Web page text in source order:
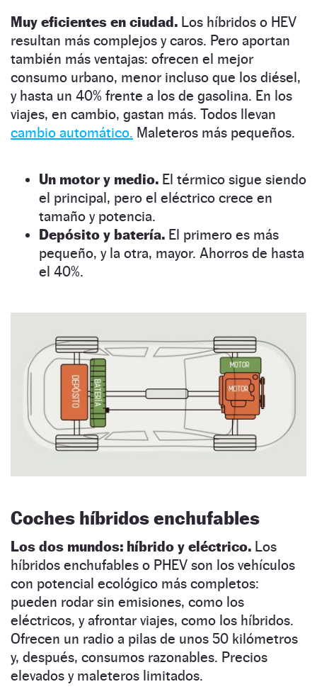
Muy eficientes en ciudad. Los híbridos o HEV
resultan más complejos y caros. Pero aportan
también más ventajas: ofrecen el mejor
consumo urbano, menor incluso que los diésel,
y hasta un 40% frente a los de gasolina. En los
viajes, en cambio, gastan más. Todos llevan
cambio automático. Maleteros más pequeños.
Un motor y medio. El térmico sigue siendo
el principal, pero el eléctrico crece en
tamaño y potencia.
Depósito y batería. El primero es más
pequeño, y la otra, mayor. Ahorros de hasta
el 40%.
Coches híbridos enchufables
Los dos mundos: híbrido y eléctrico. Los
híbridos enchufables o PHEV son los vehículos
con potencial ecológico más completos:
pueden rodar sin emisiones, como los
eléctricos, y afrontar viajes, como los híbridos.
Ofrecen un radio a pilas de unos 50 kilómetros
y, después, consumos razonables. Precios
elevados y maleteros limitados.